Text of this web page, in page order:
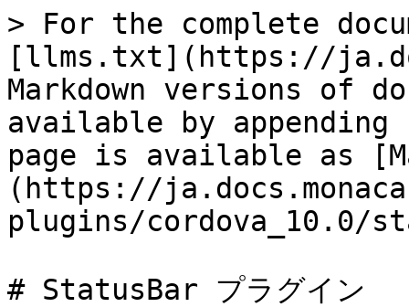
> For the complete
[llms.txt](https://
Markdown versions of
available by
page is available as
(https://
plugins/cordova_10.0/
# StatusBar プラグイン